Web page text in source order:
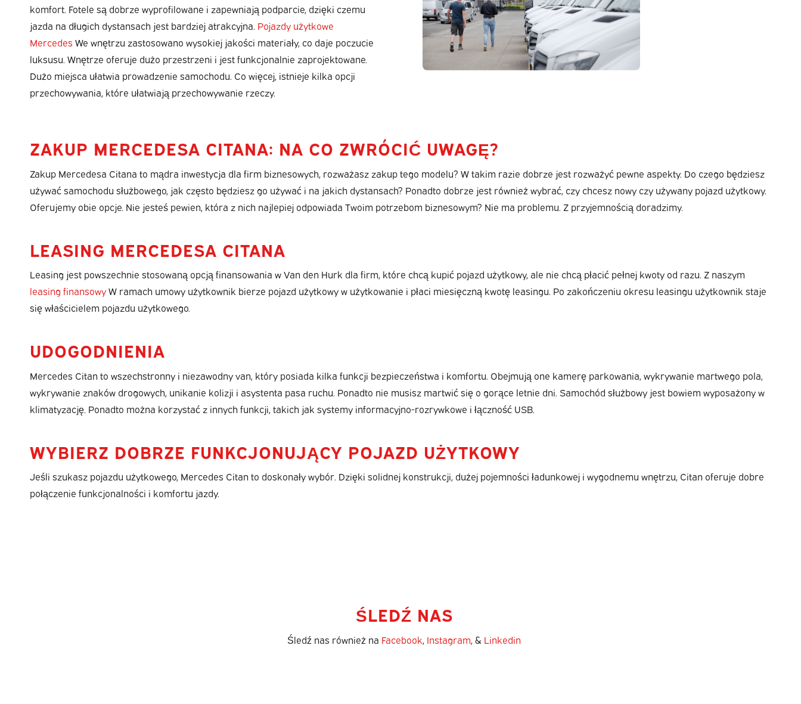
komfort. Fotele są dobrze wyprofilowane i zapewniają podparcie, dzięki czemu
jazda na długich dystansach jest bardziej atrakcyjna. Pojazdy użytkowe
Mercedes We wnętrzu zastosowano wysokiej jakości materiały, co daje poczucie
luksusu. Wnętrze oferuje dużo przestrzeni i jest funkcjonalnie zaprojektowane.
Dużo miejsca ułatwia prowadzenie samochodu. Co więcej, istnieje kilka opcji
przechowywania, które ułatwiają przechowywanie rzeczy.
ZAKUP MERCEDESA CITANA: NA CO ZWRÓCIĆ UWAGĘ?
Zakup Mercedesa Citana to mądra inwestycja dla firm biznesowych, rozważasz zakup tego modelu? W takim razie dobrze jest rozważyć pewne aspekty. Do czego będziesz
używać samochodu służbowego, jak często będziesz go używać i na jakich dystansach? Ponadto dobrze jest również wybrać, czy chcesz nowy czy używany pojazd użytkowy.
Oferujemy obie opcje. Nie jesteś pewien, która z nich najlepiej odpowiada Twoim potrzebom biznesowym? Nie ma problemu. Z przyjemnością doradzimy.
LEASING MERCEDESA CITANA
Leasing jest powszechnie stosowaną opcją finansowania w Van den Hurk dla firm, które chcą kupić pojazd użytkowy, ale nie chcą płacić pełnej kwoty od razu. Z naszym
leasing finansowyW ramach umowy użytkownik bierze pojazd użytkowy w użytkowanie i płaci miesięczną kwotę leasingu. Po zakończeniu okresu leasingu użytkownik staje
się właścicielem pojazdu użytkowego.
UDOGODNIENIA
Mercedes Citan to wszechstronny i niezawodny van, który posiada kilka funkcji bezpieczeństwa i komfortu. Obejmują one kamerę parkowania, wykrywanie martwego pola,
wykrywanie znaków drogowych, unikanie kolizji i asystenta pasa ruchu. Ponadto nie musisz martwić się o gorące letnie dni. Samochód służbowy jest bowiem wyposażony w
klimatyzację. Ponadto można korzystać z innych funkcji, takich jak systemy informacyjno-rozrywkowe i łączność USB.
WYBIERZ DOBRZE FUNKCJONUJĄCY POJAZD UŻYTKOWY
Jeśli szukasz pojazdu użytkowego, Mercedes Citan to doskonały wybór. Dzięki solidnej konstrukcji, dużej pojemności ładunkowej i wygodnemu wnętrzu, Citan oferuje dobre
połączenie funkcjonalności i komfortu jazdy.
ŚLEDŹ NAS
Śledź nas również na Facebook, Instagram, & Linkedin